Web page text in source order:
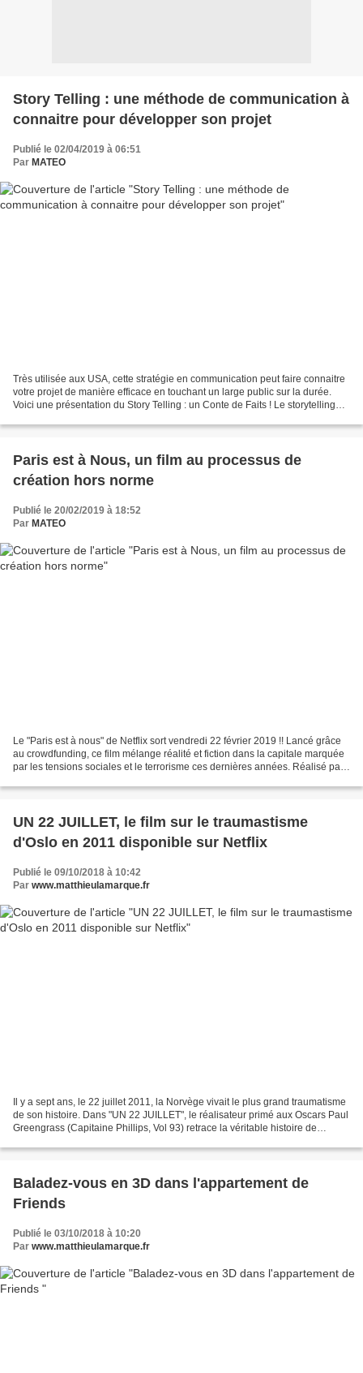
Story Telling : une méthode de communication à
connaitre pour développer son projet
Publié le 02/04/2019 à 06:51
Par MATEO
Très utilisée aux USA, cette stratégie en communication peut faire connaitre
votre projet de manière efficace en touchant un large public sur la durée.
Voici une présentation du Story Telling : un Conte de Faits ! Le storytelling
Paris est à Nous, un film au processus de
création hors norme
Publié le 20/02/2019 à 18:52
Par MATEO
Le "Paris est à nous" de Netflix sort vendredi 22 février 2019 !! Lancé grâce
au crowdfunding, ce film mélange réalité et fiction dans la capitale marquée
par les tensions sociales et le terrorisme ces dernières années. Réalisé par
UN 22 JUILLET, le film sur le traumastisme
d'Oslo en 2011 disponible sur Netflix
Publié le 09/10/2018 à 10:42
Par www.matthieulamarque.fr
Il y a sept ans, le 22 juillet 2011, la Norvège vivait le plus grand traumatisme
de son histoire. Dans "UN 22 JUILLET", le réalisateur primé aux Oscars Paul
Greengrass (Capitaine Phillips, Vol 93) retrace la véritable histoire de
Baladez-vous en 3D dans l'appartement de
Friends
Publié le 03/10/2018 à 10:20
Par www.matthieulamarque.fr